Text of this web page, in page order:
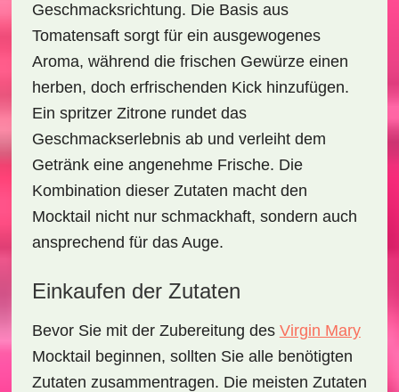
Geschmacksrichtung. Die Basis aus
Tomatensaftsorgt für ein ausgewogenes
Aroma, während die frischen Gewürze einen
herben, doch erfrischenden Kick hinzufügen.
Ein spritzer Zitronerundet das
Geschmackserlebnis ab und verleiht dem
Getränk eine angenehme Frische. Die
Kombination dieser Zutaten macht den
Mocktail nicht nur schmackhaft, sondern auch
ansprechend für das Auge.
Einkaufen der Zutaten
Bevor Sie mit der Zubereitung des Virgin Mary
Mocktail beginnen, sollten Sie alle benötigten
Zutaten zusammentragen. Die meisten Zutaten